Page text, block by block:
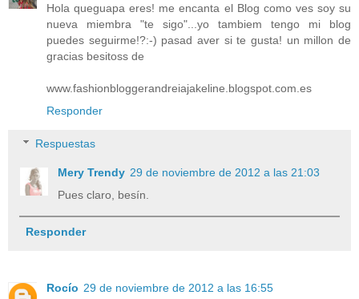
Hola queguapa eres! me encanta el Blog como ves soy su
nueva miembra "te sigo"...yo tambiem tengo mi blog
puedes seguirme!?:-) pasad aver si te gusta! un millon de
gracias besitoss de
www.fashionbloggerandreiajakeline.blogspot.com.es
Responder
Respuestas
Mery Trendy 29 de noviembre de 2012 a las 21:03
Pues claro, besín.
Responder
Rocío 29 de noviembre de 2012 a las 16:55